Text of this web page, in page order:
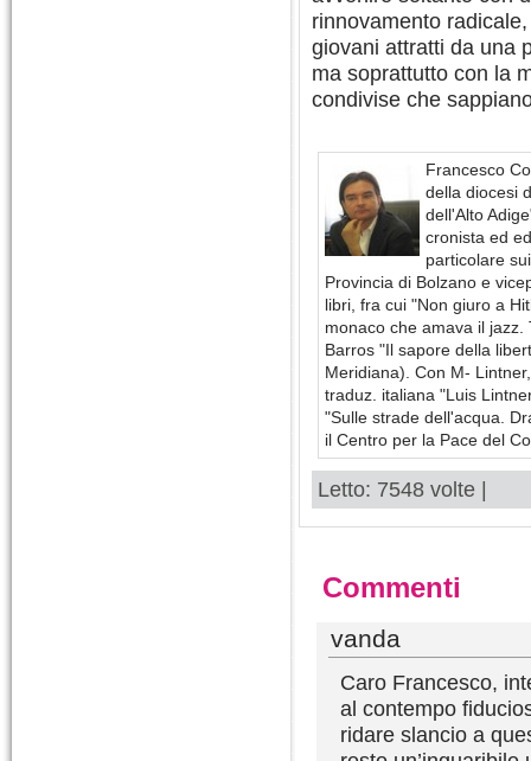
rinnovamento
giovani attratti da una
ma soprattutto con la
condivise che
Francesco
della diocesi
dell'Alto
cronista ed
particolare
Provincia di Bolzano e
libri, fra cui "Non giuro a
monaco che amava il
Barros "Il sapore della
Meridiana). Con M-
traduz. italiana "Luis
"Sulle strade dell'acqua.
il Centro per la Pace del
Letto: 7548 volte |
Commenti
vanda
Caro Francesco,
al contempo
ridare slancio a